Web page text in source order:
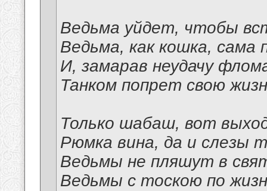
Ведьма уйдет, чтобы
Ведьма, как кошка, сама
И, замарав неудачу
Танком попрет свою
Только шабаш, вот
Рюмка вина, да и слезы
Ведьмы не пляшут в
Ведьмы с тоскою по